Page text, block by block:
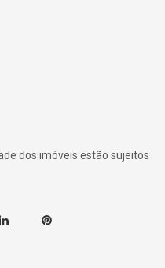
dos imóveis estão sujeitos
Pinterest